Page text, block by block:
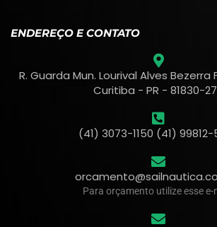
ENDEREÇO E CONTATO
R. Guarda Mun. Lourival Alves Bezerra
Curitiba - PR - 81830-
(41) 3073-1150 (41) 99812-
Para orçamento utilize esse e-